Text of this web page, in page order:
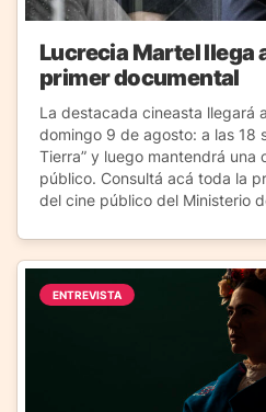
Lucrecia Martel llega
primer documental
La destacada cineasta llegará
domingo 9 de agosto: a las 18
Tierra” y luego mantendrá una
público. Consultá acá toda la
del cine público del Ministerio
ENTREVISTA